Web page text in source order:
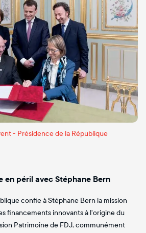
- Présidence de la République
en péril avec Stéphane Bern
confie à Stéphane Bern la mission
financements innovants à l'origine du
Patrimoine de FDJ, communément